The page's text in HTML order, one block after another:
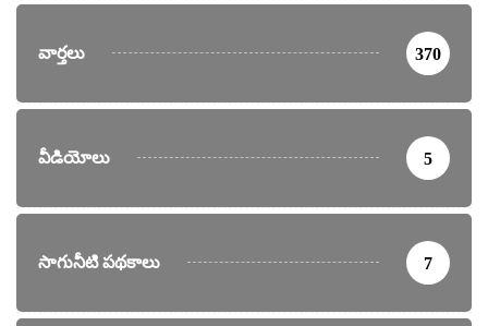
వార్తలు 370
వీడియోలు 5
సాగునీటి పథకాలు 7